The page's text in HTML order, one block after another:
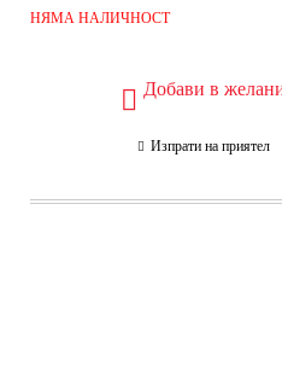
НЯМА НАЛИЧНОСТ
Добави в
Изпрати на приятел